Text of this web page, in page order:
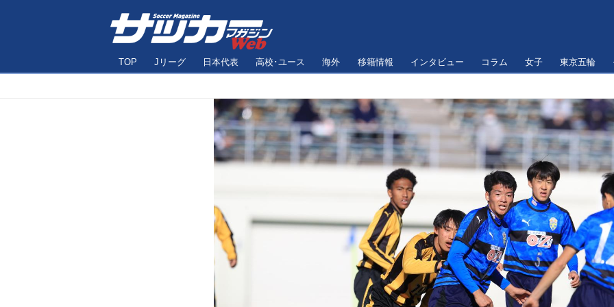
TOP Jリーグ 日本代表 高校･ユース 海外 移籍情報 インタビュー コラム 女子 東京五輪